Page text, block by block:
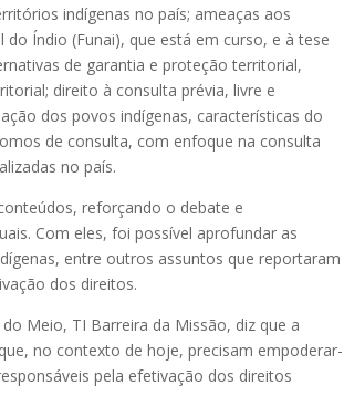
indígenas no país; ameaças aos
Índio (Funai), que está em curso, e à tese
de garantia e proteção territorial,
direito à consulta prévia, livre e
dos povos indígenas, características do
de consulta, com enfoque na consulta
no país.
reforçando o debate e
Com eles, foi possível aprofundar as
entre outros assuntos que reportaram
dos direitos.
Meio, TI Barreira da Missão, diz que a
no contexto de hoje, precisam empoderar-
pela efetivação dos direitos